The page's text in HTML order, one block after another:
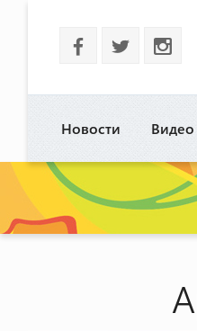
b a x
Новости Видео